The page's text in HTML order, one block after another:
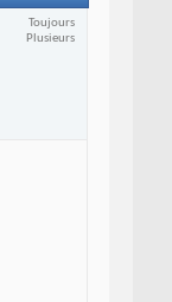
Toujours
Plusieurs